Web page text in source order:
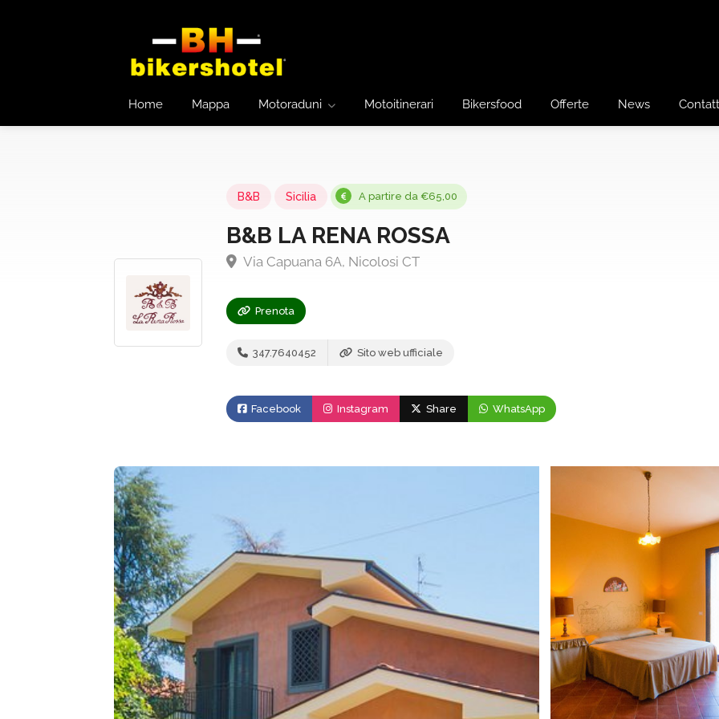
Home Mappa Motoraduni Motoitinerari Bikersfood Offerte News
B&B Sicilia A partire da €65,00
B&B LA RENA ROSSA
Via Capuana 6A, Nicolosi CT
Prenota
347.7640452 Sito web ufficiale
Facebook Instagram Share WhatsApp